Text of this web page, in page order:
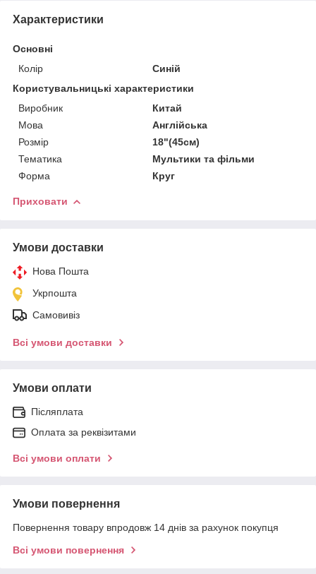
Характеристики
Основні
Колір
Синій
Користувальницькі характеристики
Виробник
Китай
Мова
Англійська
Розмір
18"(45см)
Тематика
Мультики та фільми
Форма
Круг
Приховати
Умови доставки
Нова Пошта
Укрпошта
Самовивіз
Всі умови доставки
Умови оплати
Післяплата
Оплата за реквізитами
Всі умови оплати
Умови повернення
Повернення товару впродовж 14 днів за рахунок покупця
Всі умови повернення